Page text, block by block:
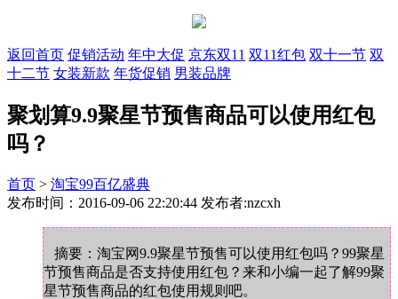
返回首页 促销活动 年中大促 京东双11 双11红包 双十一节 双
十二节 女装新款 年货促销 男装品牌
聚划算9.9聚星节预售商品可以使用红包
吗？
首页 > 淘宝99百亿盛典
发布时间：2016-09-06 22:20:44 发布者:nzcxh
摘要：淘宝网9.9聚星节预售可以使用红包吗？99聚星
节预售商品是否支持使用红包？来和小编一起了解99聚
星节预售商品的红包使用规则吧。